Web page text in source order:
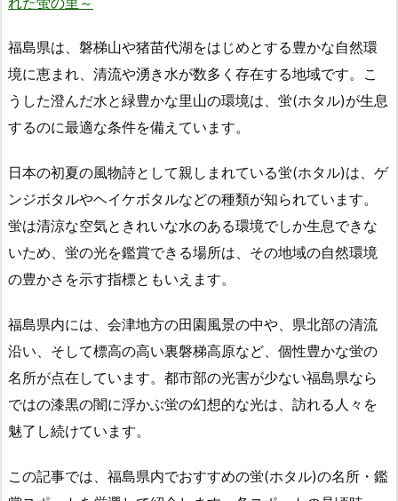
福島県は、磐梯山や猪苗代湖をはじめとする豊かな自然環
境に恵まれ、清流や湧き水が数多く存在する地域です。こ
うした澄んだ水と緑豊かな里山の環境は、蛍(ホタル)が生息
するのに最適な条件を備えています。
日本の初夏の風物詩として親しまれている蛍(ホタル)は、ゲ
ンジボタルやヘイケボタルなどの種類が知られています。
蛍は清涼な空気ときれいな水のある環境でしか生息できな
いため、蛍の光を鑑賞できる場所は、その地域の自然環境
の豊かさを示す指標ともいえます。
福島県内には、会津地方の田園風景の中や、県北部の清流
沿い、そして標高の高い裏磐梯高原など、個性豊かな蛍の
名所が点在しています。都市部の光害が少ない福島県なら
ではの漆黒の闇に浮かぶ蛍の幻想的な光は、訪れる人々を
魅了し続けています。
この記事では、福島県内でおすすめの蛍(ホタル)の名所・鑑